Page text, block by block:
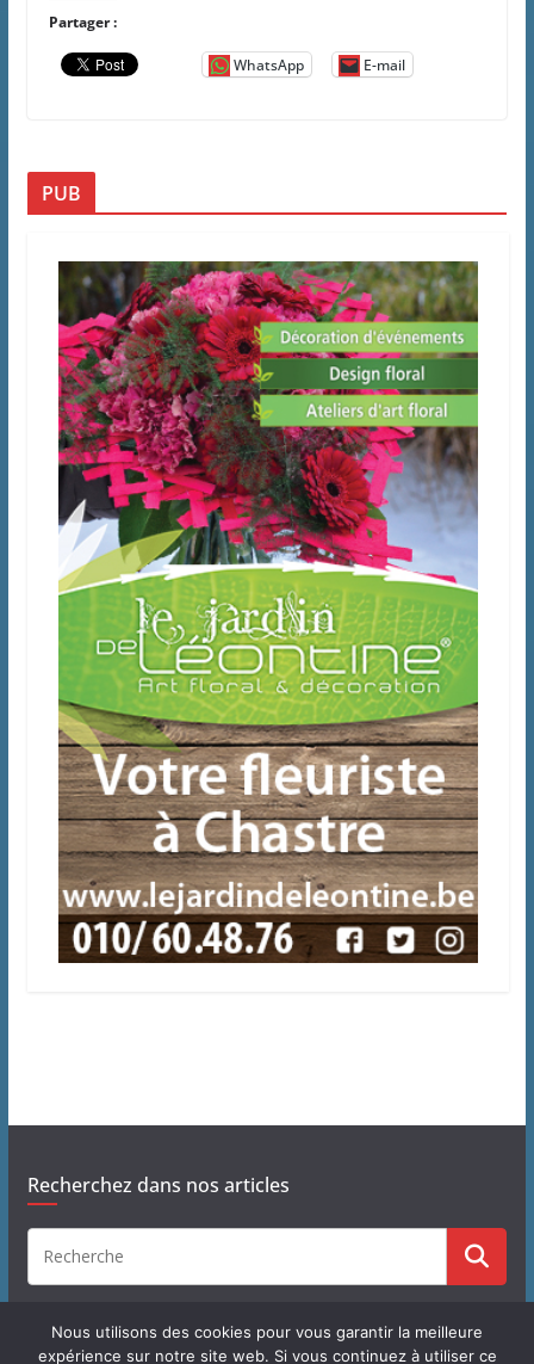
Partager :
WhatsApp E-mail
PUB
Recherchez dans nos articles
Nous utilisons des cookies pour vous garantir la meilleure
expérience sur notre site web. Si vous continuez à utiliser ce